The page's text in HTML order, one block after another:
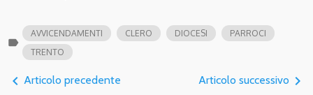
label
AVVICENDAMENTI CLERO DIOCESI
PARROCI
TRENTO
navigate_before Articolo precedente Articolo successivo navigate_next